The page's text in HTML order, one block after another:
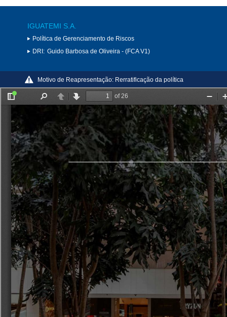
IGUATEMI S.A.
Política de Gerenciamento de Riscos
DRI: Guido Barbosa de Oliveira - (FCA V1)
Motivo de Reapresentação: Rerratificação da política